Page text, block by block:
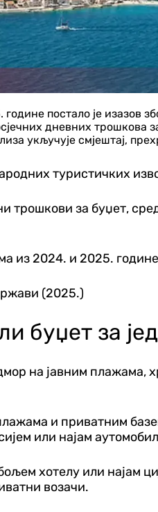
постало је изазов
дневних трошкова
укључује смјештај,
туристичких
трошкови за буџет,
из 2024. и 2025.
(2025.)
буџет за
на јавним плажама,
и приватним
или најам
хотелу или најам
возачи.